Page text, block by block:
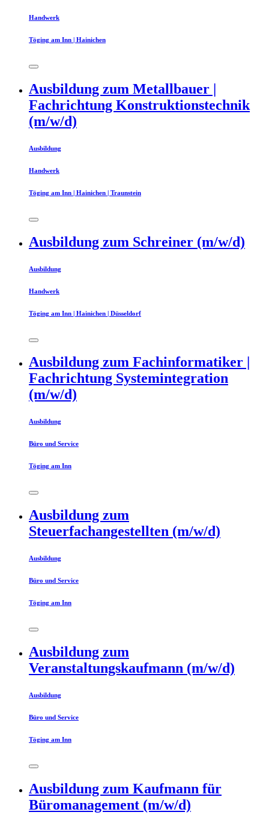
Handwerk
Töging am Inn | Hainichen
Ausbildung zum Metallbauer |
Fachrichtung Konstruktionstechnik
(m/w/d)
Ausbildung
Handwerk
Töging am Inn | Hainichen | Traunstein
Ausbildung zum Schreiner (m/w/d)
Ausbildung
Handwerk
Töging am Inn | Hainichen | Düsseldorf
Ausbildung zum Fachinformatiker |
Fachrichtung Systemintegration
(m/w/d)
Ausbildung
Büro und Service
Töging am Inn
Ausbildung zum
Steuerfachangestellten (m/w/d)
Ausbildung
Büro und Service
Töging am Inn
Ausbildung zum
Veranstaltungskaufmann (m/w/d)
Ausbildung
Büro und Service
Töging am Inn
Ausbildung zum Kaufmann für
Büromanagement (m/w/d)